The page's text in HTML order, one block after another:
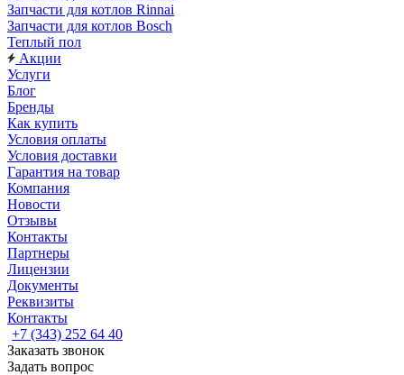
Запчасти для котлов Rinnai
Запчасти для котлов Bosch
Теплый пол
Акции
Услуги
Блог
Бренды
Как купить
Условия оплаты
Условия доставки
Гарантия на товар
Компания
Новости
Отзывы
Контакты
Партнеры
Лицензии
Документы
Реквизиты
Контакты
+7 (343) 252 64 40
Заказать звонок
Задать вопрос